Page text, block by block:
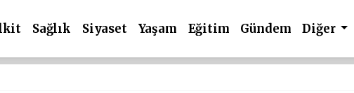
Sağlık Siyaset Yaşam Eğitim Gündem Diğer